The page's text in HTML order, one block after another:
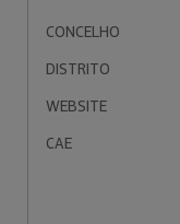
CONCELHO
DISTRITO
WEBSITE
CAE